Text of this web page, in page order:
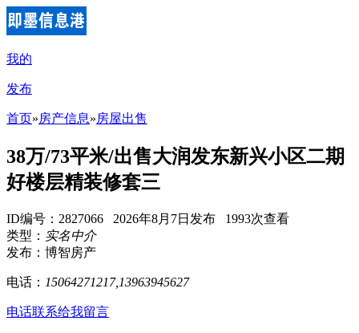
我的
发布
首页»房产信息»房屋出售
38万/73平米/出售大润发东新兴小区二期
好楼层精装修套三
ID编号：2827066 2026年8月7日发布 1993次查看
类型： 实名中介
发布：博智房产
电话： 15064271217,13963945627
电话联系给我留言